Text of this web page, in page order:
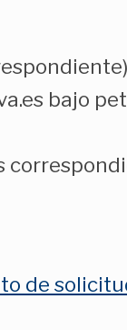
bajo
de